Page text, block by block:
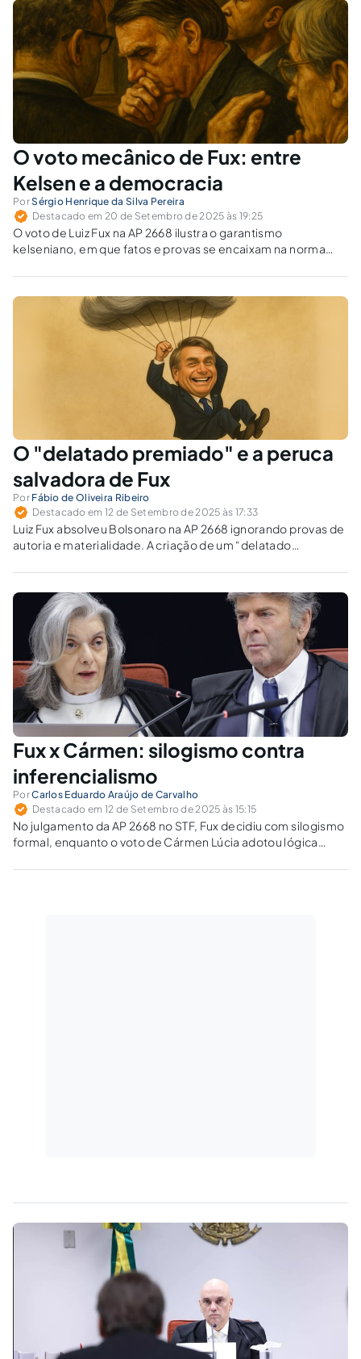
O voto mecânico de Fux: entre
Kelsen e a democracia
PorSérgio Henrique da Silva Pereira
Destacado em 20 de Setembro de 2025 às 19:25
O voto de Luiz Fux na AP 2668 ilustra o garantismo
kelseniano, em que fatos e provas se encaixam na norma
garante segurança jurídica, e o pós-positivismo, que
protege a democracia ante novas ameaças.
O "delatado premiado" e a peruca
salvadora de Fux
Por Fábio de Oliveira Ribeiro
Destacado em 12 de Setembro de 2025 às 17:33
Luiz Fux absolveu Bolsonaro na AP 2668 ignorando provas de
autoria e materialidade. A criação de um “delatado
Fux x Cármen: silogismo contra
inferencialismo
PorCarlos Eduardo Araújo de Carvalho
Destacado em 12 de Setembro de 2025 às 15:15
No julgamento da AP 2668 no STF, Fux decidiu com silogismo
formal, enquanto o voto de Cármen Lúcia adotou lógica
a integridade do direito e a proteção da democracia?